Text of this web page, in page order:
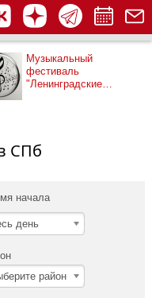
Музыкальный
фестиваль
"Ленинградские
СПб
начала
день
район